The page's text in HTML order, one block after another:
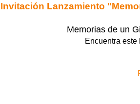
Invitación Lanzamiento
Memorias de un
Encuentra